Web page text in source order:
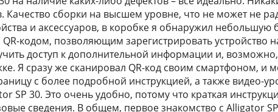
Качество сборки на высшем уровне, что не может не
и аксессуаров, в коробке я обнаружил небольшую
кодом, позволяющим зарегистрировать устройство
доступ к дополнительной информации и, возможно,
Я сразу же сканировал QR-код своим смартфоном, и
с более подробной инструкцией, а также видео-
SP 30. Это очень удобно, потому что краткая
сведения. В общем, первое знакомство с Alligator